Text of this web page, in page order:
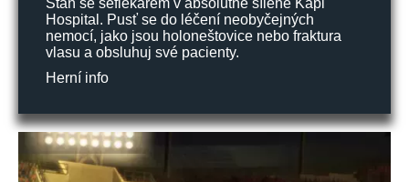
Hospital. Pusť se do léčení neobyčejných
nemocí, jako jsou holoneštovice nebo fraktura
vlasu a obsluhuj své pacienty.
Herní info